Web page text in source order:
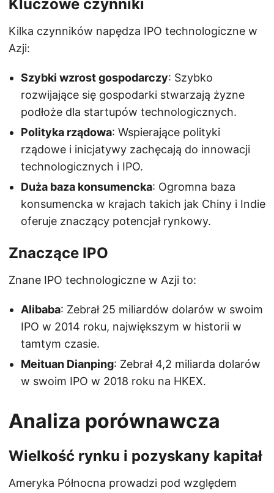
Kluczowe czynniki
Kilka czynników napędza IPO technologiczne w
Azji:
Szybki wzrost gospodarczy: Szybko
rozwijające się gospodarki stwarzają żyzne
podłoże dla startupów technologicznych.
Polityka rządowa: Wspierające polityki
rządowe i inicjatywy zachęcają do innowacji
technologicznych i IPO.
Duża baza konsumencka: Ogromna baza
konsumencka w krajach takich jak Chiny i Indie
oferuje znaczący potencjał rynkowy.
Znaczące IPO
Znane IPO technologiczne w Azji to:
Alibaba: Zebrał 25 miliardów dolarów w swoim
IPO w 2014 roku, największym w historii w
tamtym czasie.
Meituan Dianping: Zebrał 4,2 miliarda dolarów
w swoim IPO w 2018 roku na HKEX.
Analiza porównawcza
Wielkość rynku i pozyskany kapitał
Ameryka Północna prowadzi pod względem